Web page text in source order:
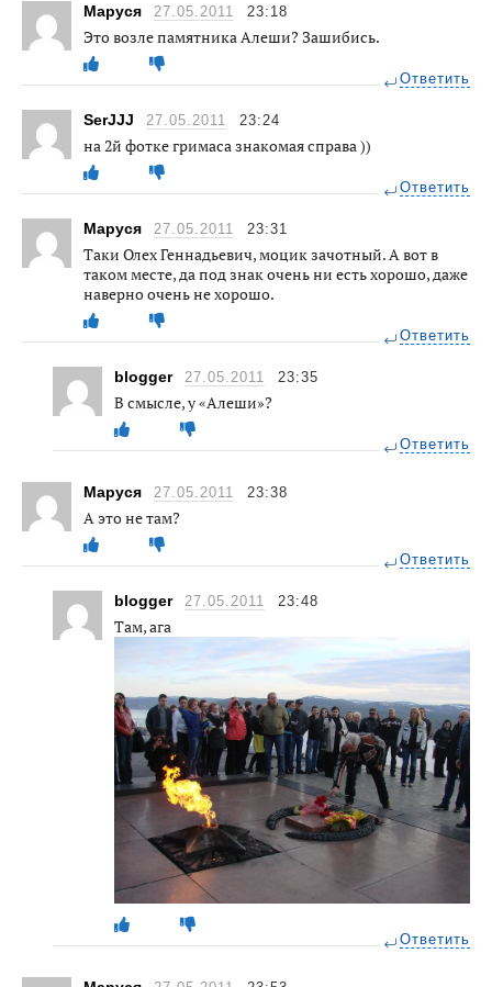
Маруся 27.05.2011 23:18
Это возле памятника Алеши? Зашибись.
Ответить
SerJJJ 27.05.2011 23:24
на 2й фотке гримаса знакомая справа ))
Ответить
Маруся 27.05.2011 23:31
Таки Олех Геннадьевич, моцик зачотный. А вот в
таком месте, да под знак очень ни есть хорошо, даже
наверно очень не хорошо.
Ответить
blogger 27.05.2011 23:35
В смысле, у «Алеши»?
Ответить
Маруся 27.05.2011 23:38
А это не там?
Ответить
blogger 27.05.2011 23:48
Там, ага
Ответить